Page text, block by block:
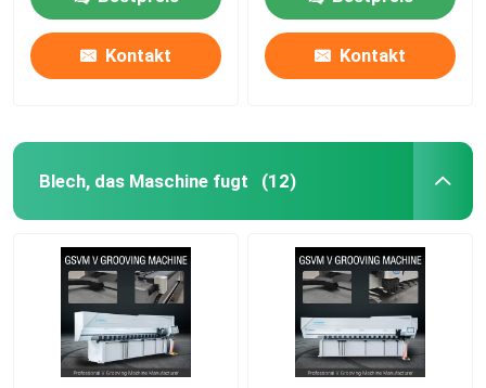
Kontakt Kontakt
Blech, das Maschine fugt (12)